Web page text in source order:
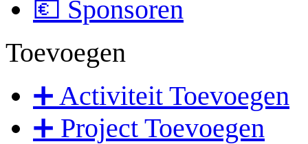
💶 Sponsoren
Toevoegen
➕ Activiteit Toevoegen
➕ Project Toevoegen